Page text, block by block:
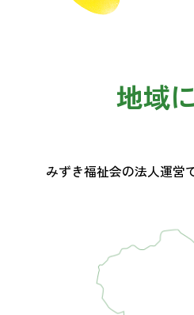
地域
みずき福祉会の法人運営